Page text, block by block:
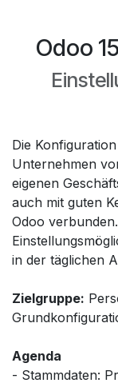
Odoo
Die
Unternehmen
eigenen
auch mit guten
Odoo
in der täglichen
Zielgruppe:
Agenda
- Stammdaten: